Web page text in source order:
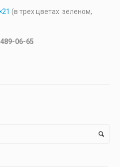
(в трех цветах: зеленом,
06-65